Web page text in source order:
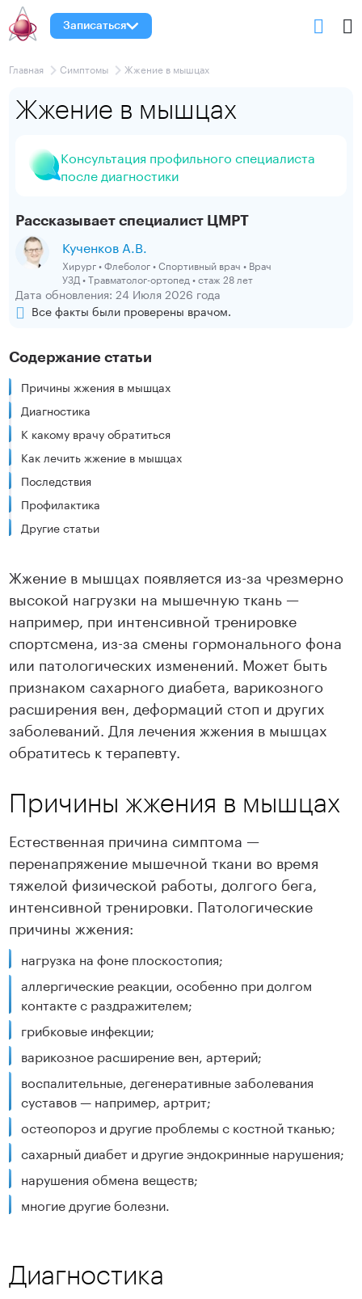
Записаться
Главная Симптомы Жжение в мышцах
Жжение в мышцах
Консультация профильного специалиста
после диагностики
Рассказывает специалист ЦМРТ
Кученков А.В.
Хирург • Флеболог • Спортивный врач • Врач
УЗД • Травматолог-ортопед • стаж 28 лет
Дата обновления: 24 Июля 2026 года
Все факты были проверены врачом.
Содержание статьи
Причины жжения в мышцах
Диагностика
К какому врачу обратиться
Как лечить жжение в мышцах
Последствия
Профилактика
Другие статьи
Жжение в мышцах появляется из-за чрезмерно
высокой нагрузки на мышечную ткань —
например, при интенсивной тренировке
спортсмена, из-за смены гормонального фона
или патологических изменений. Может быть
признаком сахарного диабета, варикозного
расширения вен, деформаций стоп и других
заболеваний. Для лечения жжения в мышцах
обратитесь к терапевту.
Причины жжения в мышцах
Естественная причина симптома —
перенапряжение мышечной ткани во время
тяжелой физической работы, долгого бега,
интенсивной тренировки. Патологические
причины жжения:
нагрузка на фоне плоскостопия;
аллергические реакции, особенно при долгом
контакте с раздражителем;
грибковые инфекции;
варикозное расширение вен, артерий;
воспалительные, дегенеративные заболевания
суставов — например, артрит;
остеопороз и другие проблемы с костной тканью;
сахарный диабет и другие эндокринные нарушения;
нарушения обмена веществ;
многие другие болезни.
Диагностика